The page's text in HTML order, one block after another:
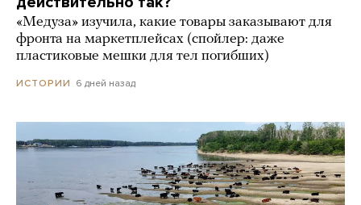
«Медуза» изучила, какие товары заказывают для
фронта на маркетплейсах (спойлер: даже
пластиковые мешки для тел погибших)
ИСТОРИИ 6 дней назад